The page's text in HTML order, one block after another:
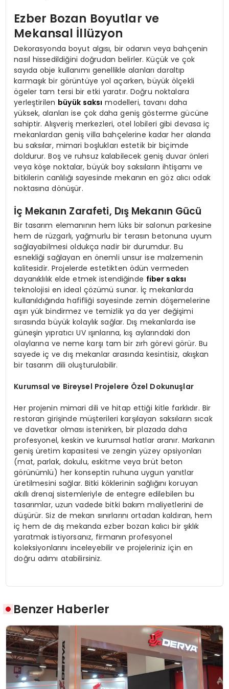
Ezber Bozan Boyutlar ve
Mekansal İllüzyon
Dekorasyonda boyut algısı, bir odanın veya bahçenin
nasıl hissedildiğini doğrudan belirler. Küçük ve çok
sayıda obje kullanımı genellikle alanları daraltıp
karmaşık bir görüntüye yol açarken, büyük ölçekli
ögeler tam tersi bir etki yaratır. Doğru noktalara
yerleştirilen büyük saksı modelleri, tavanı daha
yüksek, alanları ise çok daha geniş gösterme gücüne
sahiptir. Alışveriş merkezleri, otel lobileri gibi devasa iç
mekanlardan geniş villa bahçelerine kadar her alanda
bu saksılar, mimari boşlukları estetik bir biçimde
doldurur. Boş ve ruhsuz kalabilecek geniş duvar önleri
veya köşe noktalar, büyük boy saksıların ihtişamı ve
bitkilerin canlılığı sayesinde mekanın en göz alıcı odak
noktasına dönüşür.
İç Mekanın Zarafeti, Dış Mekanın Gücü
Bir tasarım elemanının hem lüks bir salonun parkesine
hem de rüzgarlı, yağmurlu bir terasın betonuna uyum
sağlayabilmesi oldukça nadir bir durumdur. Bu
esnekliği sağlayan en önemli unsur ise malzemenin
kalitesidir. Projelerde estetikten ödün vermeden
dayanıklılık elde etmek istendiğinde fiber saksı
teknolojisi en ideal çözümü sunar. İç mekanlarda
kullanıldığında hafifliği sayesinde zemin döşemelerine
aşırı yük bindirmez ve temizlik ya da yer değişimi
sırasında büyük kolaylık sağlar. Dış mekanlarda ise
güneşin yıpratıcı UV ışınlarına, kış aylarındaki don
olaylarına ve neme karşı tam bir zırh görevi görür. Bu
sayede iç ve dış mekanlar arasında kesintisiz, akışkan
bir tasarım dili oluşturulabilir.
Kurumsal ve Bireysel Projelere Özel Dokunuşlar
Her projenin mimari dili ve hitap ettiği kitle farklıdır. Bir
restoran girişinde müşterileri karşılayan saksıların sıcak
ve davetkar olması istenirken, bir plazada daha
profesyonel, keskin ve kurumsal hatlar aranır. Markanın
geniş üretim kapasitesi ve zengin yüzey opsiyonları
(mat, parlak, dokulu, eskitme veya brüt beton
görünümlü) her konseptin ruhuna uygun yanıtlar
üretilmesini sağlar. Bitki köklerinin sağlığını koruyan
akıllı drenaj sistemleriyle de entegre edilebilen bu
tasarımlar, uzun vadede bitki bakım maliyetlerini de
düşürür. Siz de mekan sınırlarını ortadan kaldıran, hem
iç hem de dış mekanda ezber bozan kalıcı bir şıklık
yaratmak istiyorsanız, firmanın profesyonel
koleksiyonlarını inceleyebilir ve projeleriniz için en
doğru adımı atabilirsiniz.
Benzer Haberler